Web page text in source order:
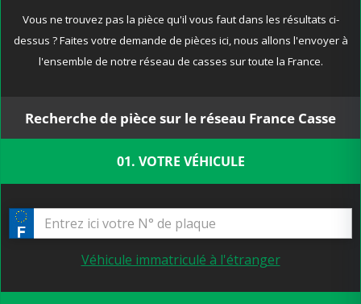
Vous ne trouvez pas la pièce qu'il vous faut dans les résultats ci-
dessus ? Faites votre demande de pièces ici, nous allons l'envoyer à
l'ensemble de notre réseau de casses sur toute la France.
Recherche de pièce sur le réseau France Casse
01. VOTRE VÉHICULE
Véhicule immatriculé à l'étranger